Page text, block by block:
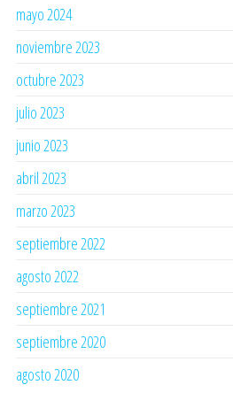
mayo 2024
noviembre 2023
octubre 2023
julio 2023
junio 2023
abril 2023
marzo 2023
septiembre 2022
agosto 2022
septiembre 2021
septiembre 2020
agosto 2020